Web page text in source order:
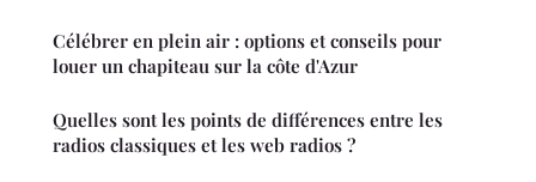
Célébrer en plein air : options et conseils pour
louer un chapiteau sur la côte d'Azur
Quelles sont les points de différences entre les
radios classiques et les web radios ?